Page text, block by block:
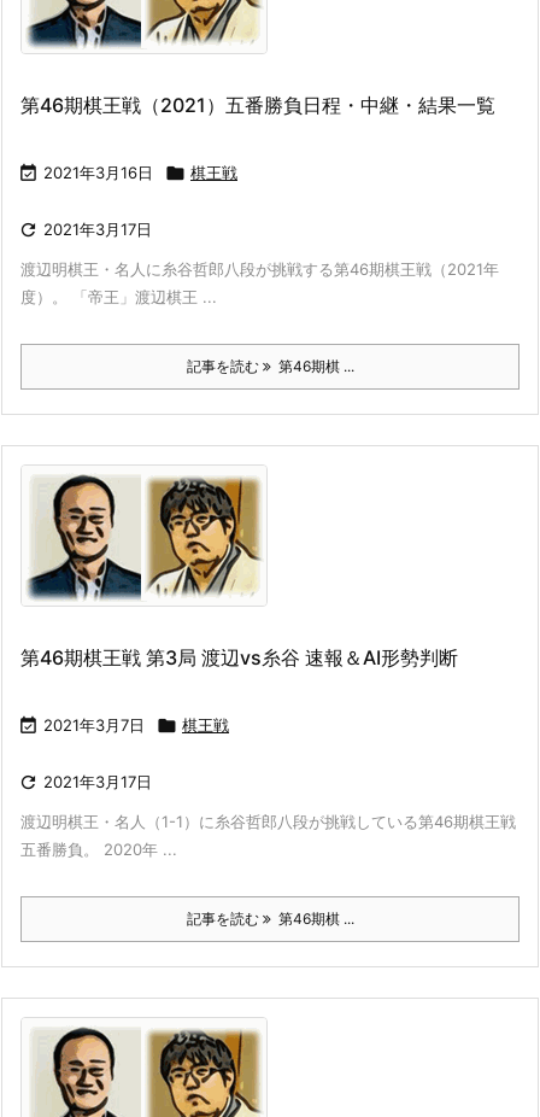
第46期棋王戦（2021）五番勝負日程・中継・結果一覧
 2021年3月16日  棋王戦
 2021年3月17日
渡辺明棋王・名人に糸谷哲郎八段が挑戦する第46期棋王戦（2021年
度）。 「帝王」渡辺棋王 ...
記事を読む 第46期棋 ...
第46期棋王戦 第3局 渡辺vs糸谷 速報＆AI形勢判断
 2021年3月7日  棋王戦
 2021年3月17日
渡辺明棋王・名人（1-1）に糸谷哲郎八段が挑戦している第46期棋王戦
五番勝負。 2020年 ...
記事を読む 第46期棋 ...